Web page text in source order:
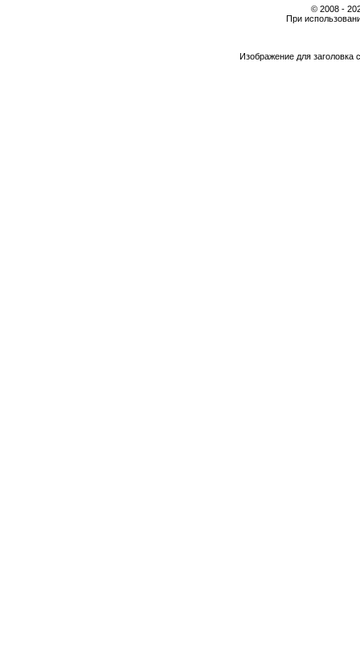
© 2008 -
При
Изображение для